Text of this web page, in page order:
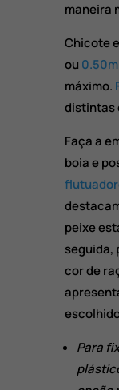
maneira
Chicote
ou
máximo.
distintas
Faça a
boia e
peixe
seguida,
cor de
Para